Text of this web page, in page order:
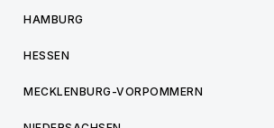
HAMBURG
HESSEN
MECKLENBURG-VORPOMMERN